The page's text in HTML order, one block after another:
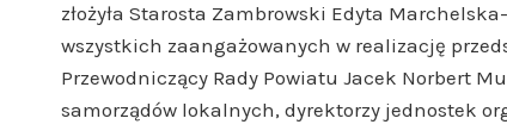
złożyła Starosta Zambrowski Edyta
wszystkich zaangażowanych w realizację
Przewodniczący Rady Powiatu Jacek Norbert
samorządów lokalnych, dyrektorzy jednostek